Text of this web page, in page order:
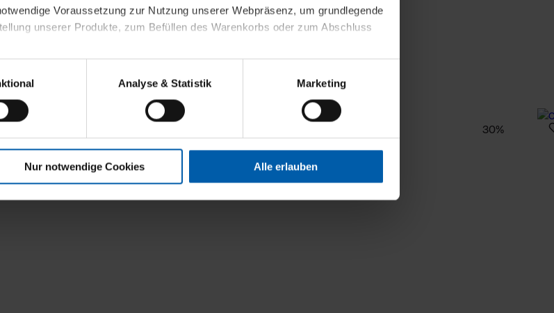
Voraussetzung zur Nutzung unserer Webpräsenz, um grundlegende
unserer Produkte, zum Befüllen des Warenkorbs oder zum Abschluss
Anzeigen und Inhalte aufgrund Ihres Nutzerverhaltens und Ihres Profils
Zwecke zur Analyse und Optimierung unserer Webpräsenz speichern wir
wir in anonymisierter Form an Dritte wie etwa unsere
Cookies und Web-Technologien für Ihr personalisiertes Einkaufserlebnis
können Sie die Arten der Cookies selbst festlegen, die Sie erlauben
Analyse & Statistik Marketing
Nur notwendige Cookies Alle erlauben
30%